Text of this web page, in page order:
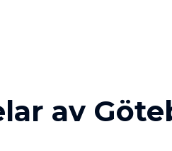
av